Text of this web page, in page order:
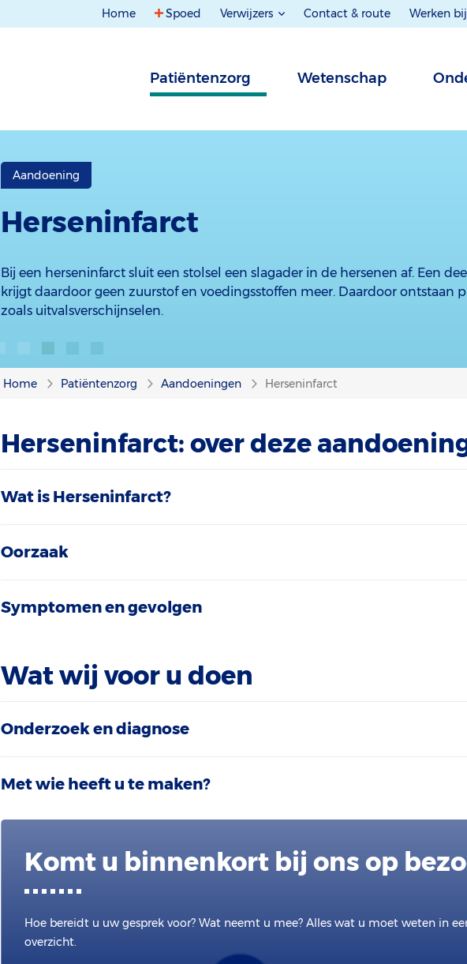
Home Spoed Verwijzers Contact & route Werken bij
Patiëntenzorg Wetenschap
Aandoening
Herseninfarct
Bij een herseninfarct sluit een stolsel een slagader in de hersenen af. Een
krijgt daardoor geen zuurstof en voedingsstoffen meer. Daardoor ontstaan
zoals uitvalsverschijnselen.
Home Patiëntenzorg Aandoeningen Herseninfarct
Herseninfarct: over deze
Wat is Herseninfarct?
Oorzaak
Symptomen en gevolgen
Wat wij voor u doen
Onderzoek en diagnose
Met wie heeft u te maken?
Komt u binnenkort bij ons op
Hoe bereidt u uw gesprek voor? Wat neemt u mee? Alles wat u moet weten in
overzicht.